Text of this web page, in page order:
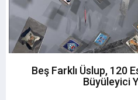
Beş Farklı Üslup, 120
Büyüleyici